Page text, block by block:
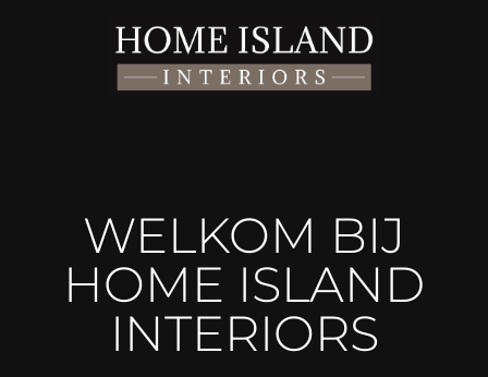
WELKOM BIJ
HOME ISLAND
INTERIORS